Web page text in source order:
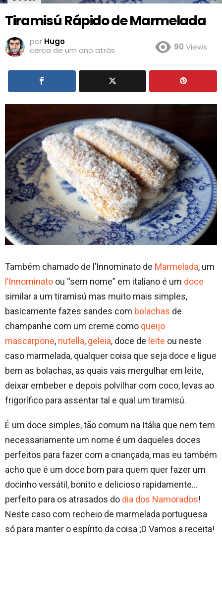
Tiramisú Rápido de Marmelada
por Hugo
cerca de um ano atrás
90 Views
Também chamado de l’Innominato de Marmelada, um
l’Innominato ou “sem nome” em italiano é um doce
similar a um tiramisú mas muito mais simples,
basicamente fazes sandes com bolachas de
champanhe com um creme como queijo
mascarpone, nutella, geleia, doce de leite ou neste
caso marmelada, qualquer coisa que seja doce e ligue
bem as bolachas, as quais vais mergulhar em leite,
deixar embeber e depois polvilhar com coco, levas ao
frigorífico para assentar tal e qual um tiramisú.
É um doce simples, tão comum na Itália que nem tem
necessariamente um nome é um daqueles doces
perfeitos para fazer com a criançada, mas eu também
acho que é um doce bom para quem quer fazer um
docinho versátil, bonito e delicioso rapidamente…
perfeito para os atrasados do dia dos Namorados!
Neste caso com recheio de marmelada portuguesa
só para manter o espírito da coisa ;D Vamos a receita!